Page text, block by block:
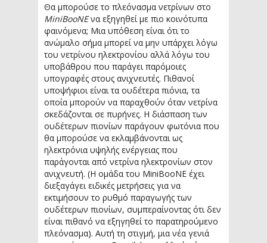
Θα μπορούσε το πλεόνασμα νετρίνων στο
MiniBooNEνα εξηγηθεί με πιο κοινότυπα
φαινόμενα; Μια υπόθεση είναι ότι το
ανώμαλο σήμα μπορεί να μην υπάρχει λόγω
του νετρίνου ηλεκτρονίου αλλά λόγω του
υποβάθρου που παράγει παρόμοιες
υπογραφές στους ανιχνευτές. Πιθανοί
υποψήφιοι είναι τα ουδέτερα πιόνια, τα
οποία μπορούν να παραχθούν όταν νετρίνα
σκεδάζονται σε πυρήνες. Η διάσπαση των
ουδέτερων πιονίων παράγουν φωτόνια που
θα μπορούσε να εκλαμβάνονται ως
ηλεκτρόνια υψηλής ενέργειας που
παράγονται από νετρίνα ηλεκτρονίων στον
ανιχνευτή. (Η ομάδα του MiniBooNE έχει
διεξαγάγει ειδικές μετρήσεις για να
εκτιμήσουν το ρυθμό παραγωγής των
ουδέτερων πιονίων, συμπεραίνοντας ότι δεν
είναι πιθανό να εξηγηθεί το παρατηρούμενο
πλεόνασμα). Αυτή τη στιγμή, μια νέα γενιά